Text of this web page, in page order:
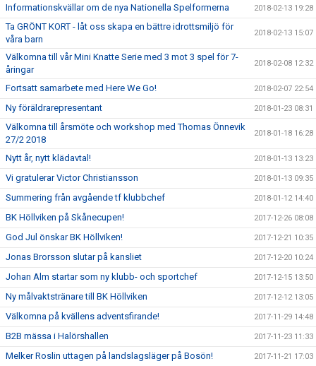
Informationskvällar om de nya Nationella Spelformerna 2018-02-13 19:28
Ta GRÖNT KORT - låt oss skapa en bättre idrottsmiljö för
våra barn
2018-02-13 15:07
Välkomna till vår Mini Knatte Serie med 3 mot 3 spel för 7-
åringar
2018-02-08 12:32
Fortsatt samarbete med Here We Go! 2018-02-07 22:54
Ny föräldrarepresentant 2018-01-23 08:31
Välkomna till årsmöte och workshop med Thomas Önnevik
27/2 2018
2018-01-18 16:28
Nytt år, nytt klädavtal! 2018-01-13 13:23
Vi gratulerar Victor Christiansson 2018-01-13 09:35
Summering från avgående tf klubbchef 2018-01-12 14:40
BK Höllviken på Skånecupen! 2017-12-26 08:08
God Jul önskar BK Höllviken! 2017-12-21 10:35
Jonas Brorsson slutar på kansliet 2017-12-20 10:24
Johan Alm startar som ny klubb- och sportchef 2017-12-15 13:50
Ny målvaktstränare till BK Höllviken 2017-12-12 13:05
Välkomna på kvällens adventsfirande! 2017-11-29 14:48
B2B mässa i Halörshallen 2017-11-23 11:33
Melker Roslin uttagen på landslagsläger på Bosön! 2017-11-21 17:03